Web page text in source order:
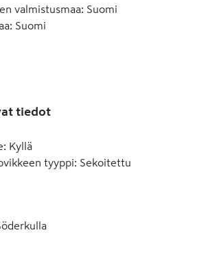
valmistusmaa: Suomi
Suomi
tiedot
: Kyllä
tyyppi: Sekoitettu